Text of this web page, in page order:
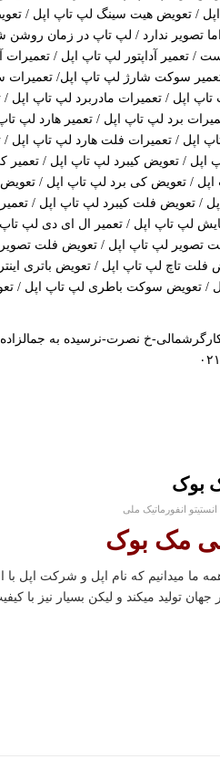
/ تعویض هیت سینگ لپ تاپ اپل /
تصویر ندارد / لپ تاپ در زمان
/ تعمیر آداپتور لپ تاپ اپل / تعمیرات
سوکت شارژ لپ تاپ اپل/
تاپ اپل / تعمیرات مادربرد لپ تاپ اپل
برد لپ تاپ اپل / تعمیر هارد لپ
اپل / تعمیرات فلت هارد لپ تاپ اپل
اپل / تعویض کیبرد لپ تاپ اپل /
/ تعویض کی برد لپ تاپ اپل / تعویض
/ تعویض فلت کیبرد لپ تاپ اپل /
لپ تاپ اپل / تعمیر ال ای دی لپ تاپ
تصویر لپ تاپ اپل / تعویض فلت
فلت تاچ لپ تاپ اپل / تعویض باتری
/ تعویض سوکت باطری لپ تاپ اپل /
خ نصرت-نرسیده به جمالزاده-
بوک
انستیتو انفورماتیک ملی
مک بوک
ما میدانیم که نام اپل و شرکت اپل
جهان تولید میکند و لیکن بسیار نیز